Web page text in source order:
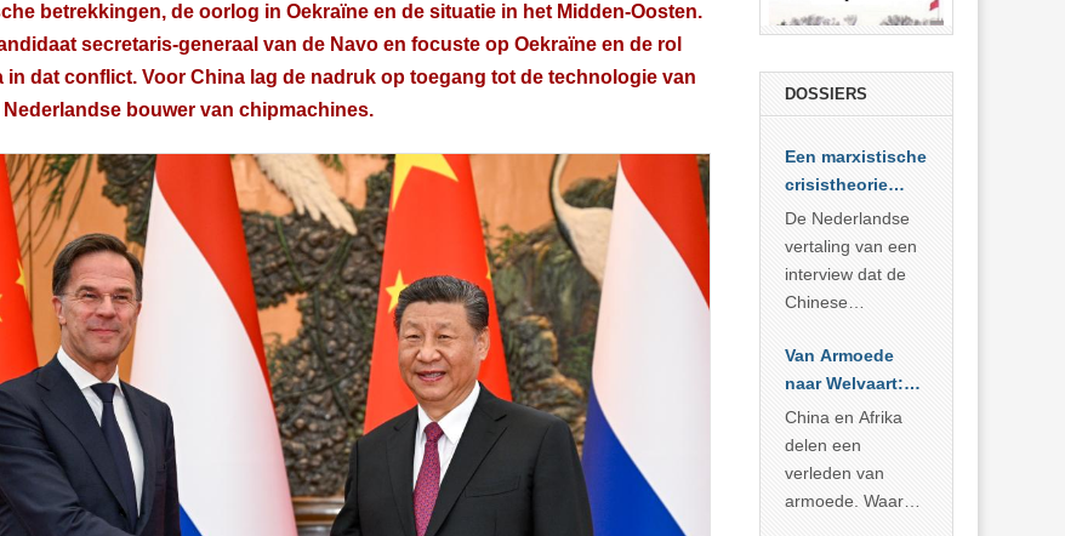
betrekkingen, de oorlog in Oekraïne en de situatie in het Midden-Oosten.
secretaris-generaal van de Navo en focuste op Oekraïne en de rol
in dat conflict. Voor China lag de nadruk op toegang tot de technologie van
Nederlandse bouwer van chipmachines.
DOSSIERS
Een marxistische
crisistheorie
voor vandaag
De Nederlandse
vertaling van een
interview dat de
Chinese
Sociale
Wetenschappen
afnam van de
Britse
marxistische
econoom Michael
Van Armoede
naar Welvaart:
Wat Afrika kan
leren van
China’s
economisch
China en Afrika
delen een
verleden van
armoede. Waar